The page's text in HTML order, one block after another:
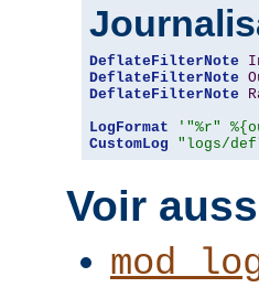
DeflateFilterNote
DeflateFilterNote
DeflateFilterNote
LogFormat
'"%r"
CustomLog
"logs/
Voir